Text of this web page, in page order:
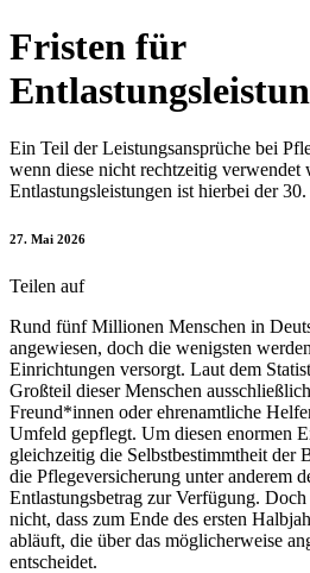
Fristen für
Ein Teil der Leistungsansprüche bei
wenn diese nicht rechtzeitig verwendet
Entlastungsleistungen ist hierbei der
27. Mai 2026
Teilen auf
Rund fünf Millionen Menschen in
angewiesen, doch die wenigsten
Einrichtungen versorgt. Laut dem
Großteil dieser Menschen
Freund*innen oder ehrenamtliche
Umfeld gepflegt. Um diesen enormen
gleichzeitig die Selbstbestimmtheit der
die Pflegeversicherung unter anderem
Entlastungsbetrag zur Verfügung.
nicht, dass zum Ende des ersten
abläuft, die über das möglicherweise
entscheidet.